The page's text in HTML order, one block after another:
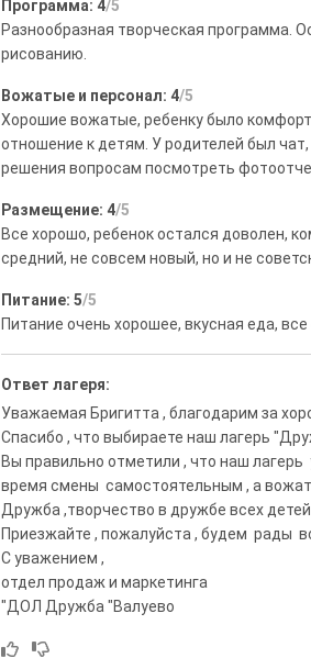
Программа: 4/5
Разнообразная творческая программа.
рисованию.
Вожатые и персонал: 4/5
Хорошие вожатые, ребенку было
отношение к детям. У родителей был
решения вопросам посмотреть
Размещение: 4/5
Все хорошо, ребенок остался доволен,
средний, не совсем новый, но и не
Питание: 5/5
Питание очень хорошее, вкусная еда,
Ответ лагеря:
Уважаемая Бригитта , благодарим за
Спасибо , что выбираете наш лагерь
Вы правильно отметили , что наш лагерь
время смены самостоятельным , а
Дружба ,творчество в дружбе всех
Приезжайте , пожалуйста , будем рады
С уважением ,
отдел продаж и маркетинга
"ДОЛ Дружба "Валуево